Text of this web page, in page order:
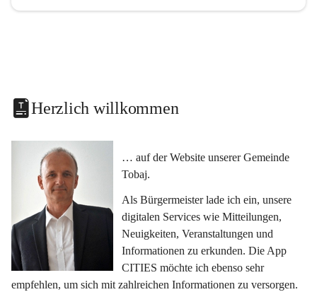
Herzlich willkommen
… auf der Website unserer Gemeinde
Tobaj.
Als Bürgermeister lade ich ein, unsere
digitalen Services wie Mitteilungen,
Neuigkeiten, Veranstaltungen und
Informationen zu erkunden. Die App
CITIES möchte ich ebenso sehr
empfehlen, um sich mit zahlreichen Informationen zu versorgen.